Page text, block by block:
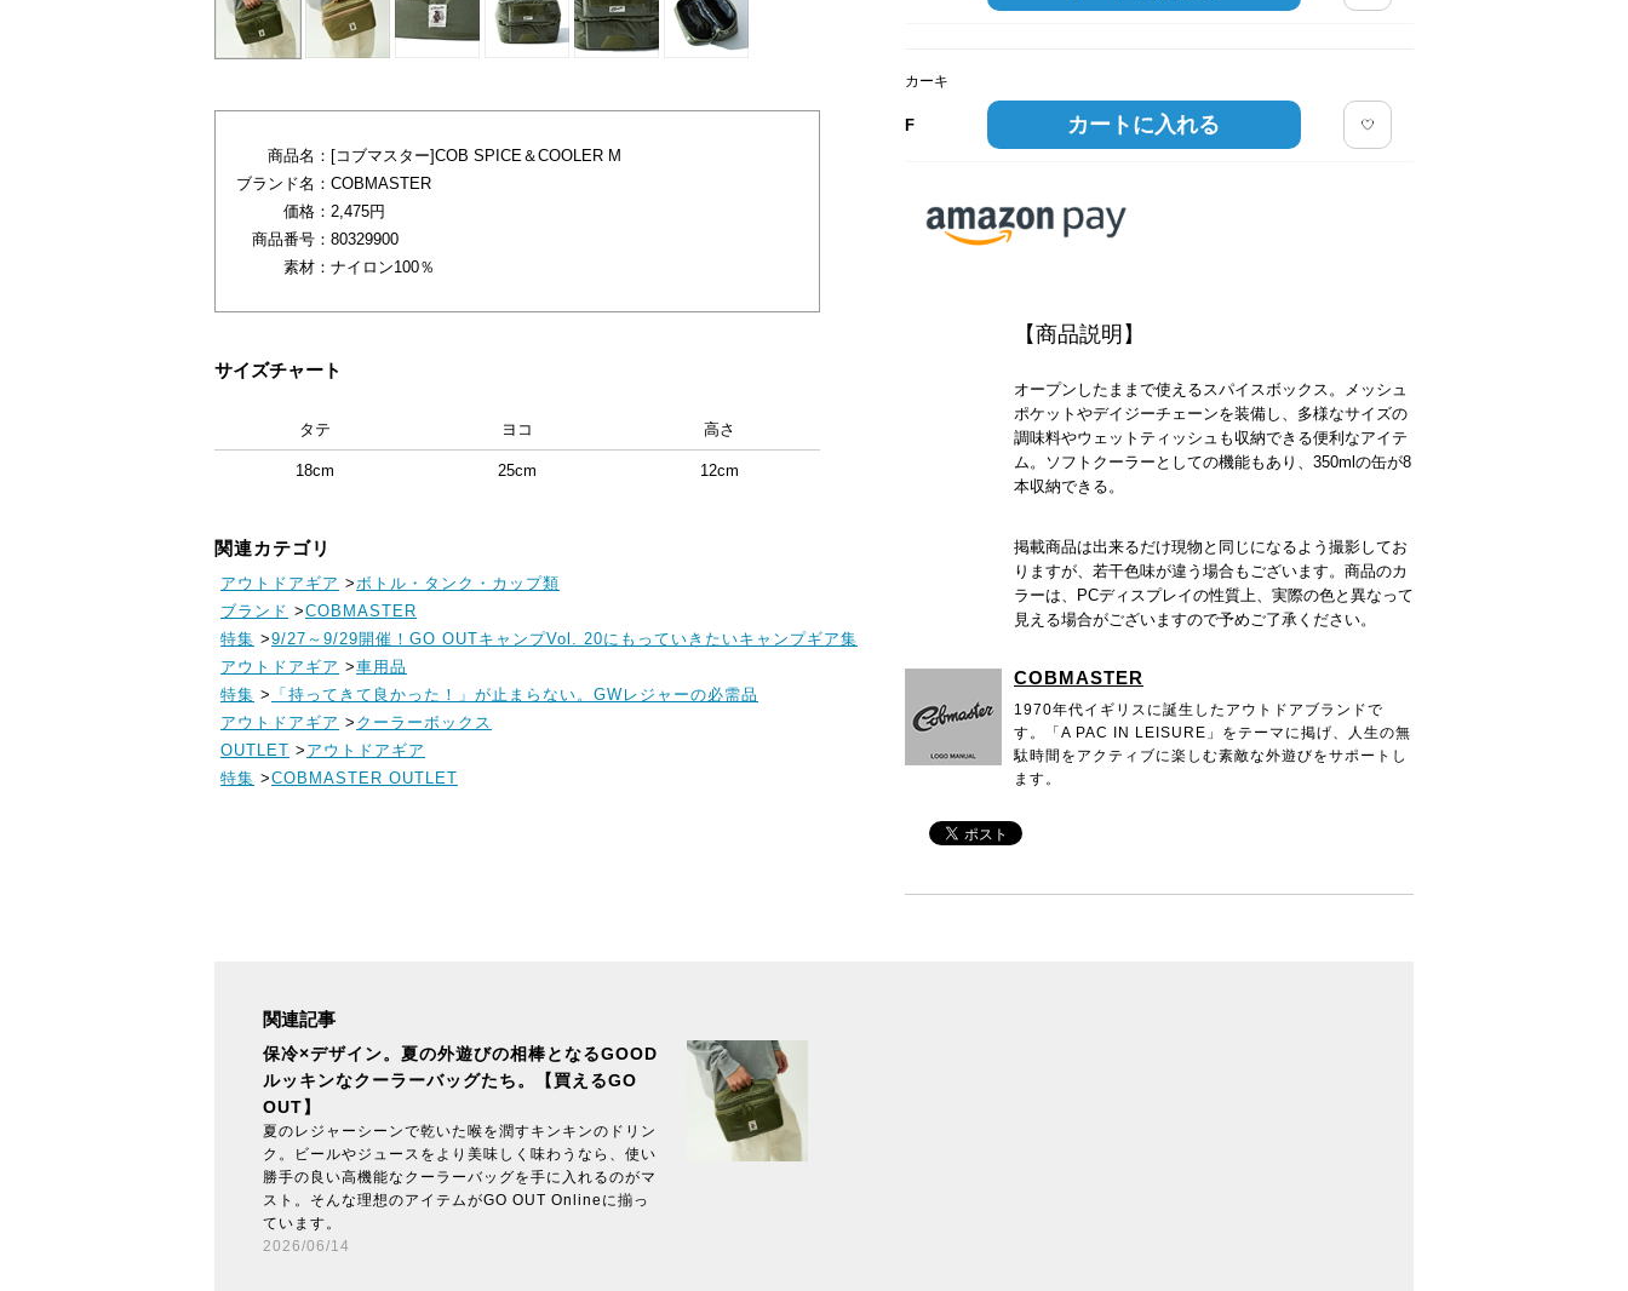
カーキ
F カートに入れる
【商品説明】
オープンしたままで使えるスパイスボックス。メッシュ
ポケットやデイジーチェーンを装備し、多様なサイズの
調味料やウェットティッシュも収納できる便利なアイテ
ム。ソフトクーラーとしての機能もあり、350mlの缶が8
本収納できる。
掲載商品は出来るだけ現物と同じになるよう撮影してお
りますが、若干色味が違う場合もございます。商品のカ
ラーは、PCディスプレイの性質上、実際の色と異なって
見える場合がございますので予めご了承ください。
COBMASTER
1970年代イギリスに誕生したアウトドアブランドで
す。「A PAC IN LEISURE」をテーマに掲げ、人生の無
駄時間をアクティブに楽しむ素敵な外遊びをサポートし
ます。
商品名： [コブマスター]COB SPICE＆COOLER M
ブランド名： COBMASTER
価格： 2,475円
商品番号： 80329900
素材： ナイロン100％
サイズチャート
タテ ヨコ 高さ
18cm 25cm 12cm
関連カテゴリ
アウトドアギア >ボトル・タンク・カップ類
ブランド >COBMASTER
特集 >9/27～9/29開催！GO OUTキャンプVol. 20にもっていきたいキャンプギア集
アウトドアギア >車用品
特集 > 「持ってきて良かった！」が止まらない。GWレジャーの必需品
アウトドアギア > クーラーボックス
OUTLET > アウトドアギア
特集 >COBMASTER OUTLET
関連記事
保冷×デザイン。夏の外遊びの相棒となるGOOD
ルッキンなクーラーバッグたち。【買えるGO
OUT】
夏のレジャーシーンで乾いた喉を潤すキンキンのドリン
ク。ビールやジュースをより美味しく味わうなら、使い
勝手の良い高機能なクーラーバッグを手に入れるのがマ
スト。そんな理想のアイテムがGO OUT Onlineに揃っ
ています。
2026/06/14